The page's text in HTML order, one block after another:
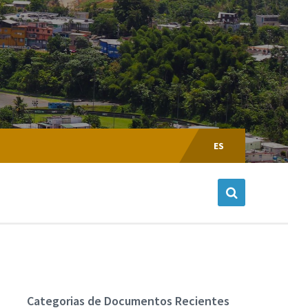
Escoger
Lenguaje:
ES
Categorias de Documentos Recientes